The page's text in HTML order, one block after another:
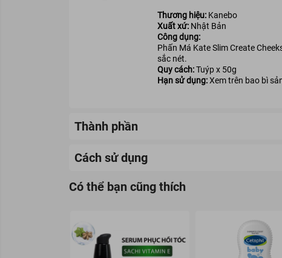
Thương hiệu: Kanebo
Xuất xứ: Nhật Bản
Công dụng:
Phấn Má Kate Slim Create
sắc nét.
Quy cách:Tuýp x 50g
Hạn sử dụng:Xem trên bao bì
Thành phần
Cách sử dụng
Có thể bạn cũng thích